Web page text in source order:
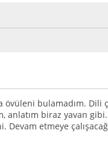
övüleni bulamadım. Dili
anlatım biraz yavan
etmeye